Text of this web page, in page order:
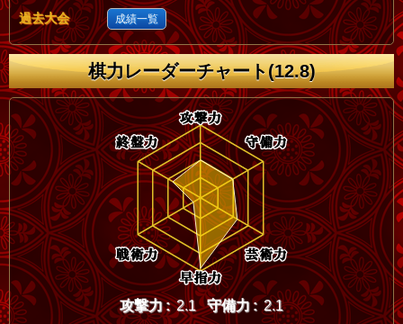
過去大会 成績一覧
棋力レーダーチャート(12.8)
攻撃力 : 2.1 守備力 : 2.1